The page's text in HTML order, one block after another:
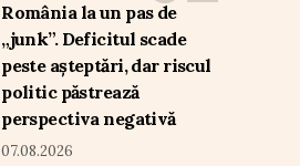
România la un pas de
„junk”. Deficitul scade
peste așteptări, dar riscul
politic păstrează
perspectiva negativă
07.08.2026